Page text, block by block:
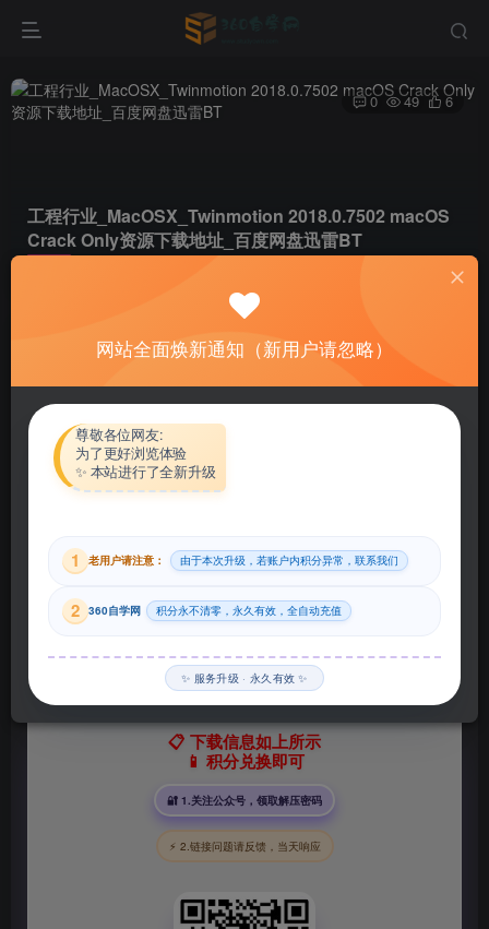
工程行业_MacOSX_Twinmotion 2018.0.7502 macOS
Crack Only资源下载地址_百度网盘迅雷BT
0 49 6
热心网友 关注
此内容为付费资源，请付费后查看
29积分
付费资源
📋 下载信息如上所示
📱 积分兑换即可
🔐 1.关注公众号，领取解压密码
⚡ 2.链接问题请反馈，当天响应
网站全面焕新通知（新用户请忽略）
尊敬各位网友:
为了更好浏览体验
✨ 本站进行了全新升级
1 老用户请注意： 由于本次升级，若账户内积分异常，联系我们
2 360自学网 积分永不清零，永久有效，全自动充值
✨ 服务升级 · 永久有效 ✨